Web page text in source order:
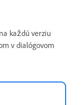
každú verziu
v dialógovom